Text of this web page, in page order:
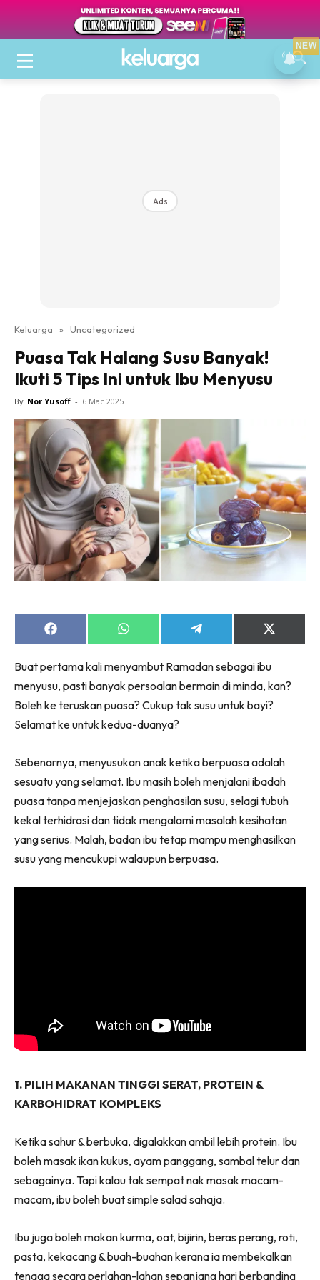
Ads
Keluarga » Uncategorized
Puasa Tak Halang Susu Banyak!
Ikuti 5 Tips Ini untuk Ibu Menyusu
By Nor Yusoff - 6 Mac 2025
Share
on
Share
on
Share
on
Share
on
(Twitter)
Buat pertama kali menyambut Ramadan sebagai ibu
menyusu, pasti banyak persoalan bermain di minda, kan?
Boleh ke teruskan puasa? Cukup tak susu untuk bayi?
Selamat ke untuk kedua-duanya?
Sebenarnya, menyusukan anak ketika berpuasa adalah
sesuatu yang selamat. Ibu masih boleh menjalani ibadah
puasa tanpa menjejaskan penghasilan susu, selagi tubuh
kekal terhidrasi dan tidak mengalami masalah kesihatan
yang serius. Malah, badan ibu tetap mampu menghasilkan
susu yang mencukupi walaupun berpuasa.
1. PILIH MAKANAN TINGGI SERAT, PROTEIN &
KARBOHIDRAT KOMPLEKS
Ketika sahur & berbuka, digalakkan ambil lebih protein. Ibu
boleh masak ikan kukus, ayam panggang, sambal telur dan
sebagainya. Tapi kalau tak sempat nak masak macam-
macam, ibu boleh buat simple salad sahaja.
Ibu juga boleh makan kurma, oat, bijirin, beras perang, roti,
pasta, kekacang & buah-buahan kerana ia membekalkan
tenaga secara perlahan-lahan sepanjang hari berbanding
NEW